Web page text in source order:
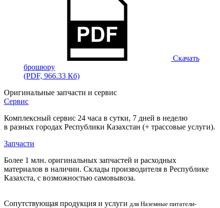
Скачать
брошюру
(PDF, 966.33 Кб)
Оригинальные запчасти и сервис
Сервис
Комплексный сервис 24 часа в сутки, 7 дней в неделю
в разных городах Республики Казахстан (+ трассовые услуги).
Запчасти
Более 1 млн. оригинальных запчастей и расходных
материалов в наличии. Склады производителя в Республике
Казахста, с возможностью самовывоза.
Сопутствующая продукция и услуги для Наземные питатели-